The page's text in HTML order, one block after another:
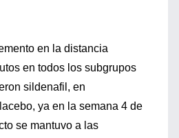
en la distancia
en todos los subgrupos
sildenafil, en
ya en la semana 4 de
se mantuvo a las